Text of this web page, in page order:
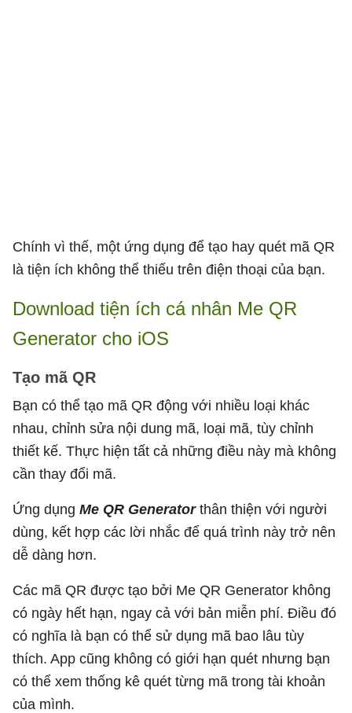
Chính vì thế, một ứng dụng để tạo hay quét mã QR
là tiện ích không thể thiếu trên điện thoại của bạn.
Download tiện ích cá nhân Me QR
Generator cho iOS
Tạo mã QR
Bạn có thể tạo mã QR động với nhiều loại khác
nhau, chỉnh sửa nội dung mã, loại mã, tùy chỉnh
thiết kế. Thực hiện tất cả những điều này mà không
cần thay đổi mã.
Ứng dụng Me QR Generator thân thiện với người
dùng, kết hợp các lời nhắc để quá trình này trở nên
dễ dàng hơn.
Các mã QR được tạo bởi Me QR Generator không
có ngày hết hạn, ngay cả với bản miễn phí. Điều đó
có nghĩa là bạn có thể sử dụng mã bao lâu tùy
thích. App cũng không có giới hạn quét nhưng bạn
có thể xem thống kê quét từng mã trong tài khoản
của mình.